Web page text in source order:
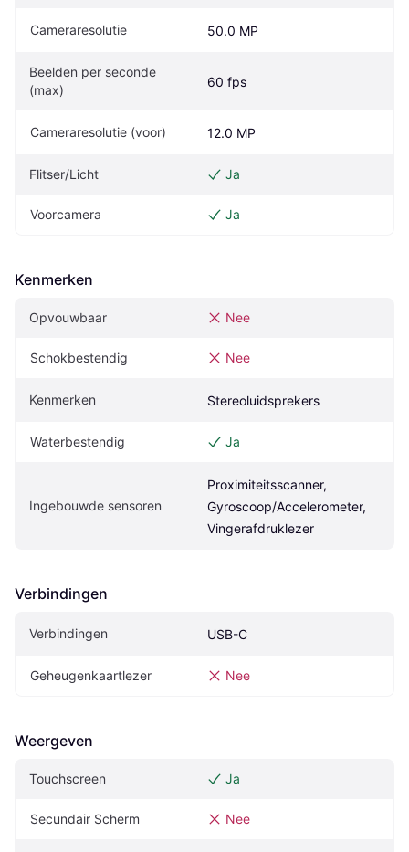
Cameraresolutie 50.0 MP
Beelden per seconde
(max)
60 fps
Cameraresolutie (voor) 12.0 MP
Flitser/Licht Ja
Voorcamera Ja
Kenmerken
Opvouwbaar Nee
Schokbestendig Nee
Kenmerken Stereoluidsprekers
Waterbestendig Ja
Ingebouwde sensoren
Proximiteitsscanner,
Gyroscoop/Accelerometer,
Vingerafdruklezer
Verbindingen
Verbindingen USB-C
Geheugenkaartlezer Nee
Weergeven
Touchscreen Ja
Secundair Scherm Nee